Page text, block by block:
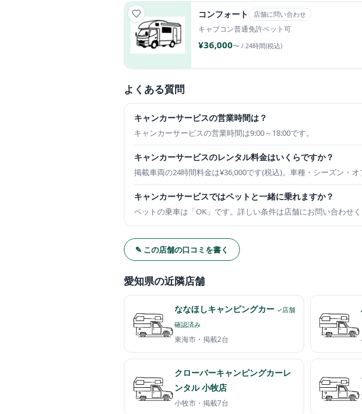
コンフォート 店舗に問い合わせ
キャブコン普通免許ペット可
¥36,000〜 / 24時間(税込)
よくある質問
キャンカーサービスの営業時間は？
キャンカーサービスの営業時間は9:00～18:00です。
キャンカーサービスのレンタル料金はいくらですか？
掲載車両の24時間料金は¥36,000です(税込)。車種・シーズン・オ
キャンカーサービスではペットと一緒に乗れますか？
ペットの乗車は「OK」です。詳しい条件は店舗にお問い合わせく
✎ この店舗の口コミを書く
愛知県の近隣店舗
ななほしキャンピングカー ✓店舗
確認済み
東海市・ 掲載2台
クローバーキャンピングカーレ
ンタル 小牧店
小牧市・ 掲載7台